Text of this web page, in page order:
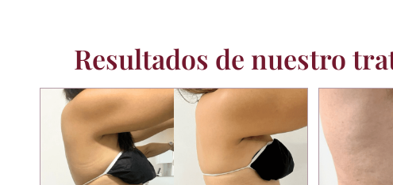
Resultados de nuestro